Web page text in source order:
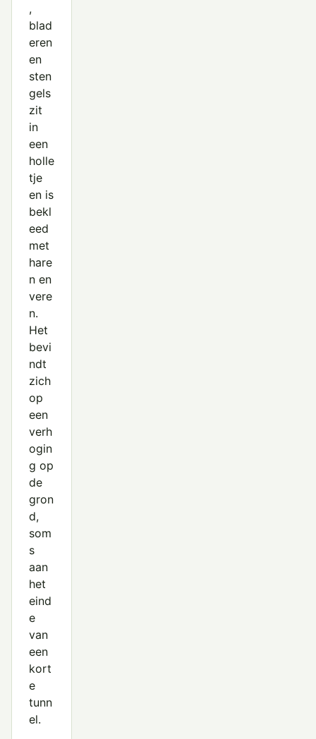
,
blad
eren
en
sten
gels
zit
in
een
holle
tje
en is
bekl
eed
met
hare
n en
vere
n.
Het
bevi
ndt
zich
op
een
verh
ogin
g op
de
gron
d,
som
s
aan
het
eind
e
van
een
kort
e
tunn
el.